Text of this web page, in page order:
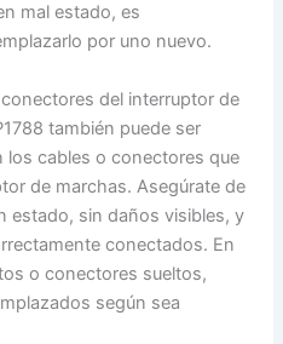
mal estado, es
por uno nuevo.
del interruptor de
también puede ser
los cables o conectores que
de marchas. Asegúrate de
estado, sin daños visibles, y
conectados. En
o conectores sueltos,
según sea